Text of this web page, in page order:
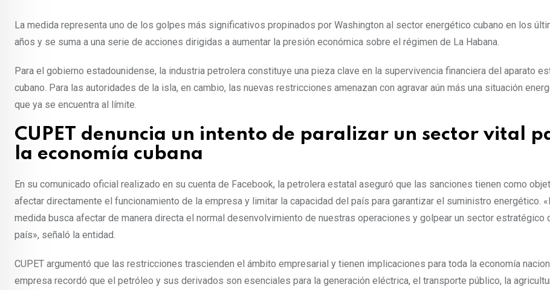
La medida representa uno de los golpes más significativos propinados por Washington al sector energético cubano en los
años y se suma a una serie de acciones dirigidas a aumentar la presión económica sobre el régimen de La Habana.
Para el gobierno estadounidense, la industria petrolera constituye una pieza clave en la supervivencia financiera del aparato
cubano. Para las autoridades de la isla, en cambio, las nuevas restricciones amenazan con agravar aún más una situación
que ya se encuentra al límite.
CUPET denuncia un intento de paralizar un sector vital
la economía cubana
En su comunicado oficial realizado en su cuenta de Facebook, la petrolera estatal aseguró que las sanciones tienen como
afectar directamente el funcionamiento de la empresa y limitar la capacidad del país para garantizar el suministro energético.
medida busca afectar de manera directa el normal desenvolvimiento de nuestras operaciones y golpear un sector estratégico
país», señaló la entidad.
CUPET argumentó que las restricciones trascienden el ámbito empresarial y tienen implicaciones para toda la economía
empresa recordó que el petróleo y sus derivados son esenciales para la generación eléctrica, el transporte público, la